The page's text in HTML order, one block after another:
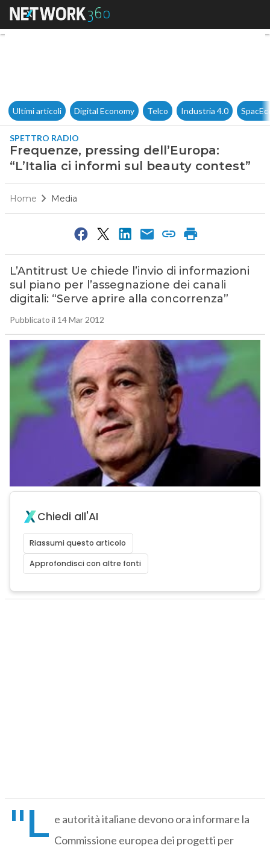
Frequenze, pressing
Ultimi articoli Digital Economy Telco Industria 4.0
SPETTRO RADIO
Frequenze, pressing dell’Europa:
“L’Italia ci informi sul beauty contest”
Home Media
L’Antitrust Ue chiede l’invio di informazioni
sul piano per l’assegnazione dei canali
digitali: “Serve aprire alla concorrenza”
Pubblicato il 14 Mar 2012
Chiedi all'AI
Riassumi questo articolo
Approfondisci con altre fonti
"L e autorità italiane devono ora informare la
Commissione europea dei progetti per